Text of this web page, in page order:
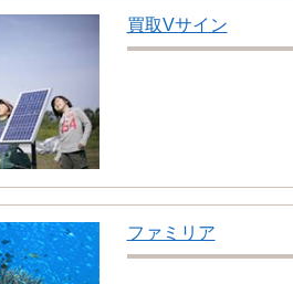
買取Vサイン
ファミリア